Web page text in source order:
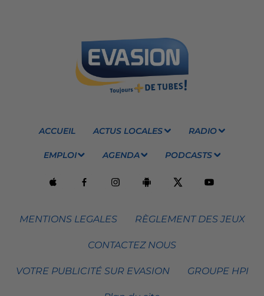
ACCUEIL ACTUS LOCALES RADIO
EMPLOI AGENDA PODCASTS
MENTIONS LEGALES RÈGLEMENT DES JEUX
CONTACTEZ NOUS
VOTRE PUBLICITÉ SUR EVASION GROUPE HPI